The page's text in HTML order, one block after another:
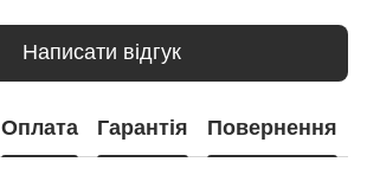
Написати відгук
Оплата Гарантія Повернення